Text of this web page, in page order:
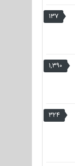
137
1,390
324